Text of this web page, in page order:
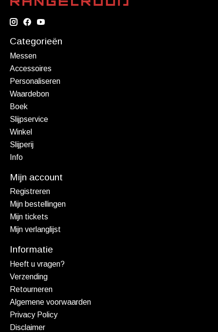
Categorieën
Messen
Accessoires
Personaliseren
Waardebon
Boek
Slijpservice
Winkel
Slijperij
Info
Mijn account
Registreren
Mijn bestellingen
Mijn tickets
Mijn verlanglijst
Informatie
Heeft u vragen?
Verzending
Retourneren
Algemene voorwaarden
Privacy Policy
Disclaimer